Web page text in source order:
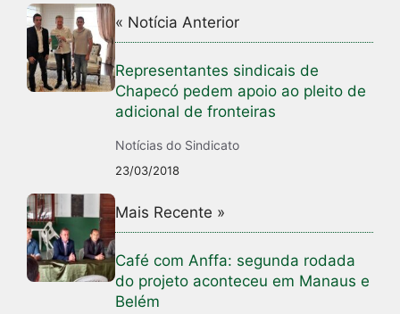
« Notícia Anterior
Representantes sindicais de
Chapecó pedem apoio ao pleito de
adicional de fronteiras
Notícias do Sindicato
23/03/2018
Mais Recente »
Café com Anffa: segunda rodada
do projeto aconteceu em Manaus e
Belém